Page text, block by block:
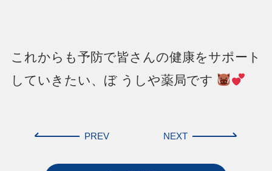
これからも予防で皆さんの健康をサポート
していきたい、ぼ うしや薬局です
PREV NEXT